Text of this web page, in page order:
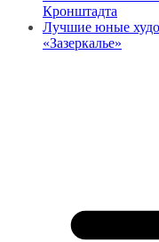
Кронштадта
Лучшие юные
«Зазеркалье»